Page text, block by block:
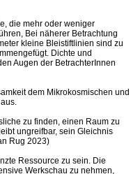
die mehr oder weniger
Bei näherer Betrachtung
kleine Bleistiftlinien sind zu
Dichte und
Augen der BetrachterInnen
dem Mikrokosmischen und
zu finden, einen Raum zu
ungreifbar, sein Gleichnis
Rug 2023)
Ressource zu sein. Die
Werkschau zu nehmen,